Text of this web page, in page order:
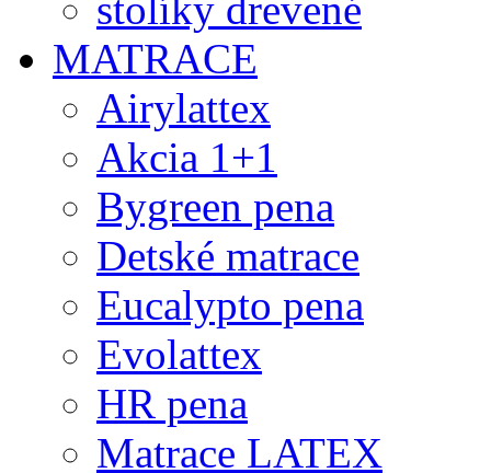
stolíky drevené
MATRACE
Airylattex
Akcia 1+1
Bygreen pena
Detské matrace
Eucalypto pena
Evolattex
HR pena
Matrace LATEX